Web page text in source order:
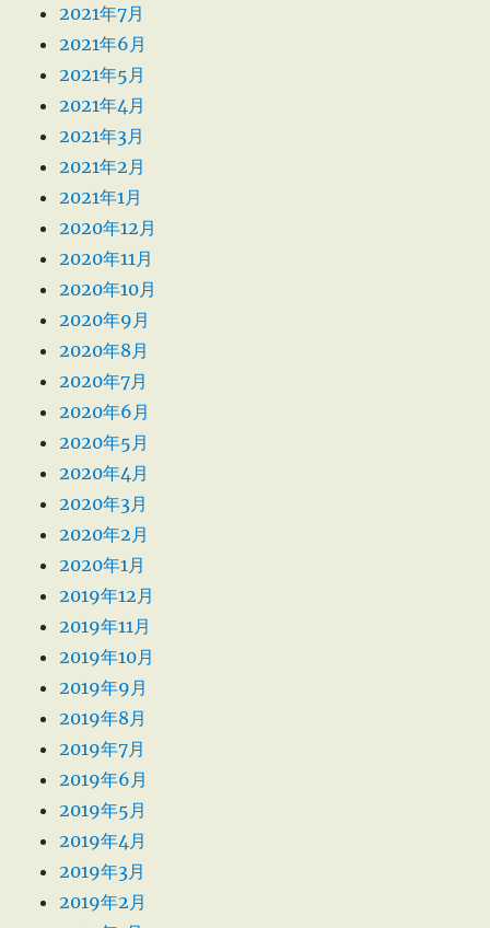
2021年7月
2021年6月
2021年5月
2021年4月
2021年3月
2021年2月
2021年1月
2020年12月
2020年11月
2020年10月
2020年9月
2020年8月
2020年7月
2020年6月
2020年5月
2020年4月
2020年3月
2020年2月
2020年1月
2019年12月
2019年11月
2019年10月
2019年9月
2019年8月
2019年7月
2019年6月
2019年5月
2019年4月
2019年3月
2019年2月